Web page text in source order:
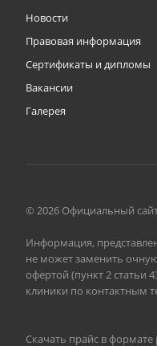
Новости
Правовая информация
Сертификаты и дипломы
Вакансии
Галерея
© 2026 Официальный
Информация,
не может заменить
офертой (пункт 2 статьи
клиники по контактным
Скачать прайс в формате